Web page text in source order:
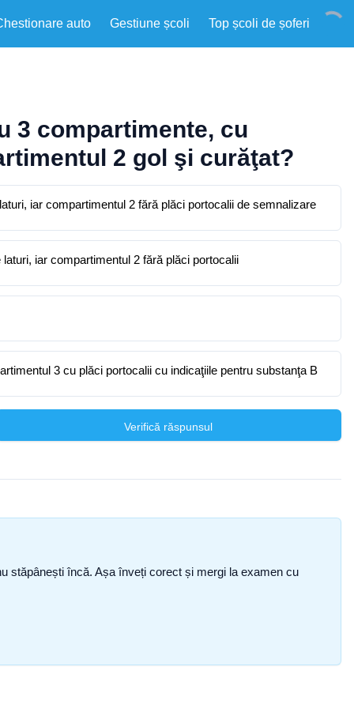
auto Gestiune școli Top școli de șoferi
3 compartimente, cu
2 gol şi curăţat?
iar compartimentul 2 fără plăci portocalii de semnalizare
iar compartimentul 2 fără plăci portocalii
3 cu plăci portocalii cu indicaţiile pentru substanţa B
Verifică răspunsul
stăpânești încă. Așa înveți corect și mergi la examen cu